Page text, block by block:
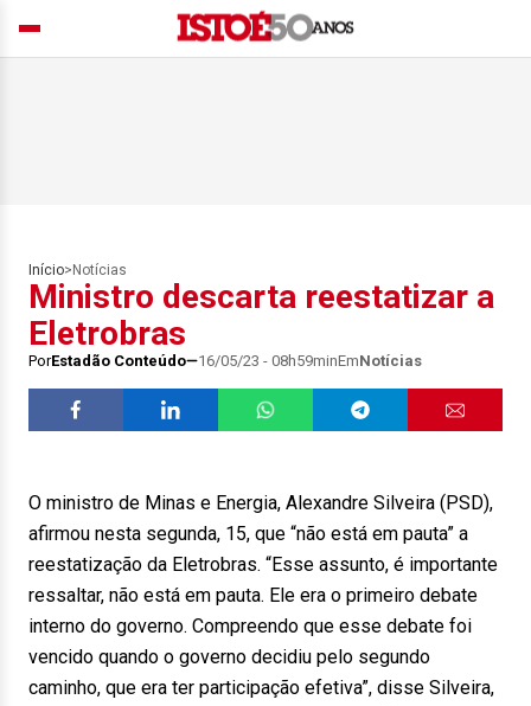
Início> Notícias
Ministro descarta reestatizar a
Eletrobras
PorEstadão Conteúdo 16/05/23 - 08h59minEmNotícias
O ministro de Minas e Energia, Alexandre Silveira (PSD),
afirmou nesta segunda, 15, que “não está em pauta” a
reestatização da Eletrobras. “Esse assunto, é importante
ressaltar, não está em pauta. Ele era o primeiro debate
interno do governo. Compreendo que esse debate foi
vencido quando o governo decidiu pelo segundo
caminho, que era ter participação efetiva”, disse Silveira,